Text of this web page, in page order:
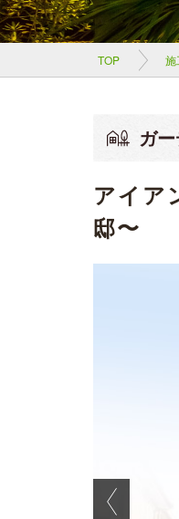
TOP 施
ガ
アイア
邸〜